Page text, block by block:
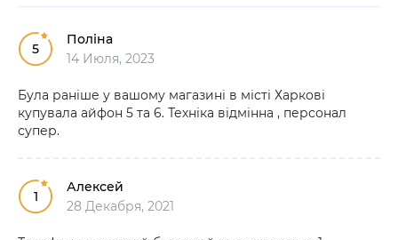
5
Поліна
14 Июля, 2023
Була раніше у вашому магазині в місті Харкові
купувала айфон 5 та 6. Техніка відмінна , персонал
супер.
1
Алексей
28 Декабря, 2021